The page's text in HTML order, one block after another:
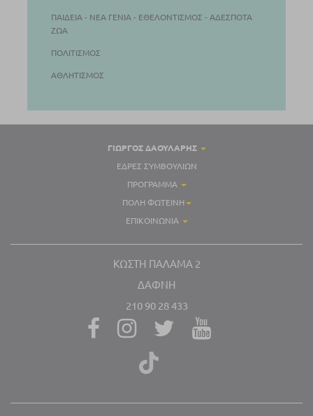
ΠΑΙΔΕΊΑ - ΝΕΑ ΓΕΝΙΆ - ΕΘΕΛΟΝΤΙΣΜΌΣ - ΑΔΈΣΠΟΤΑ
ΖΏΑ
ΠΟΛΙΤΙΣΜΌΣ
ΑΘΛΗΤΙΣΜΌΣ
ΓΙΏΡΓΟΣ ΔΑΟΥΛΑΡΗΣ
ΈΔΡΕΣ ΣΥΜΒΟΥΛΊΩΝ
ΠΡΌΓΡΑΜΜΑ
ΠΌΛΗ ΦΩΤΕΙΝΉ
ΕΠΙΚΟΙΝΩΝΊΑ
ΚΩΣΤΉ ΠΑΛΑΜΑ 2
ΔΆΦΝΗ
210 90 28 433